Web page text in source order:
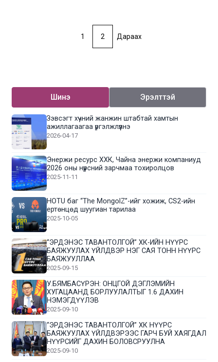
1 2 Дараах
Шинэ Эрэлттэй
Зэвсэгт хүчний жанжин штабтай хамтын
ажиллагаагаа үргэлжлүүлнэ
2026-04-17
Энержи ресурс ХХК, Чайна энержи компаниуд
2026 оны нүүрсний зарчмаа тохиролцов
2025-11-11
HOTU баг “The MongolZ”-ийг хожиж, CS2-ийн
ертөнцөд шуугиан тарилаа
2025-10-05
“ЭРДЭНЭС ТАВАНТОЛГОЙ” ХК-ИЙН НҮҮРС
БАЯЖУУЛАХ ҮЙЛДВЭР НЭГ САЯ ТОНН НҮҮРС
БАЯЖУУЛЛАА
2025-09-15
У.БЯМБАСҮРЭН: ОНЦГОЙ ДЭГЛЭМИЙН
ХУГАЦААНД БОРЛУУЛАЛТЫГ 1.6 ДАХИН
НЭМЭГДҮҮЛЭВ
2025-09-10
“ЭРДЭНЭС ТАВАНТОЛГОЙ” ХК НҮҮРС
БАЯЖУУЛАХ ҮЙЛДВЭРЭЭС ГАРЧ БУЙ ХАЯГДАЛ
НҮҮРСИЙГ ДАХИН БОЛОВСРУУЛНА
2025-09-10